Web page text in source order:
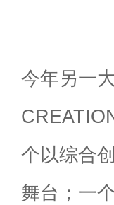
今年另一
个以综合
舞台；一